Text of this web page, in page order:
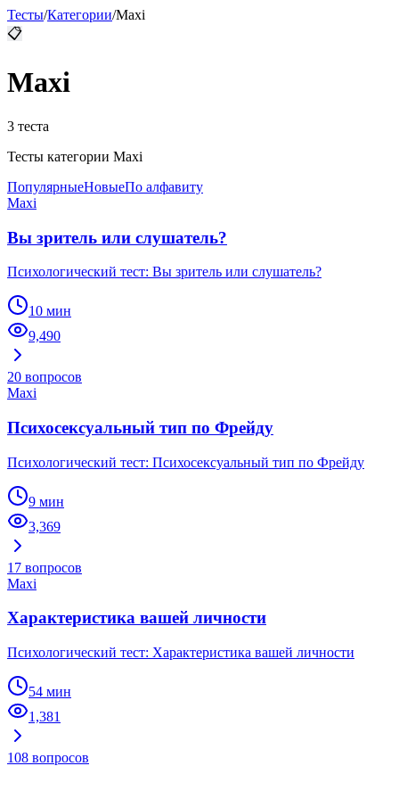
Тесты/Категории/Maxi
📋
Maxi
3 теста
Тесты категории Maxi
ПопулярныеНовыеПо алфавиту
Maxi
Вы зритель или слушатель?
Психологический тест: Вы зритель или слушатель?
10 мин
9,490
20 вопросов
Maxi
Психосексуальный тип по Фрейду
Психологический тест: Психосексуальный тип по Фрейду
9 мин
3,369
17 вопросов
Maxi
Характеристика вашей личности
Психологический тест: Характеристика вашей личности
54 мин
1,381
108 вопросов